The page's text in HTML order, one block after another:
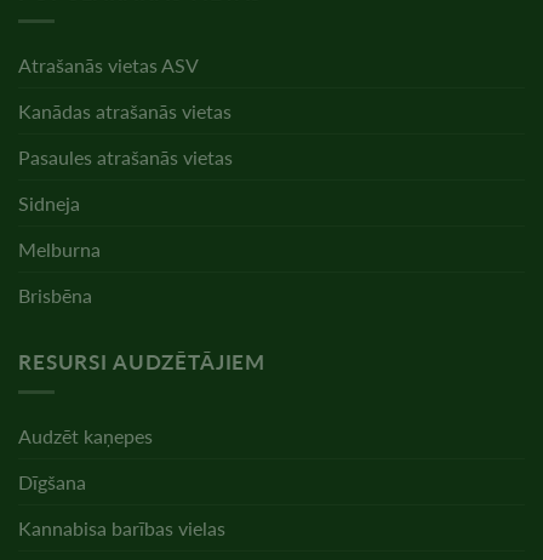
Atrašanās vietas ASV
Kanādas atrašanās vietas
Pasaules atrašanās vietas
Sidneja
Melburna
Brisbēna
RESURSI AUDZĒTĀJIEM
Audzēt kaņepes
Dīgšana
Kannabisa barības vielas